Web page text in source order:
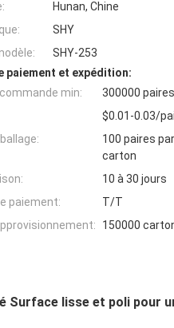
Hunan, Chine
SHY
SHY-253
paiement et expédition:
min:
300000 paires
$0.01-0.03/
100 paires
carton
10 à 30 jours
paiement:
T/T
150000
Surface lisse et poli pour